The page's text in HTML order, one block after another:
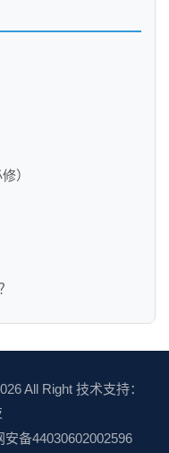
）
All Right 技术支持：
安备44030602002596